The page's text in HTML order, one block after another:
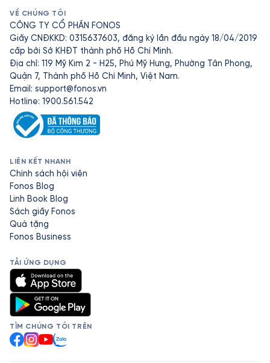
VỀ CHÚNG TÔI
CÔNG TY CỔ PHẦN FONOS
Giấy CNĐKKD: 0315637603, đăng ký lần đầu ngày 18/04/2019
cấp bởi Sở KHĐT thành phố Hồ Chí Minh.
Địa chỉ: 119 Mỹ Kim 2 - H25, Phú Mỹ Hưng, Phường Tân Phong,
Quận 7, Thành phố Hồ Chí Minh, Việt Nam.
Email: support@fonos.vn
Hotline: 1900.561.542
LIÊN KẾT NHANH
Chính sách hội viên
Fonos Blog
Linh Book Blog
Sách giấy Fonos
Quà tặng
Fonos Business
TẢI ỨNG DỤNG
TÌM CHÚNG TÔI TRÊN
Facebook
Instagram
YouTube
Zalo